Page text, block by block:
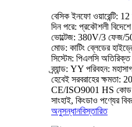
বেসিক ইনফো ওয়ারেন্টি:
দিন পরে: প্রকৌশলী
ভোল্টেজ: 380V/3 ফেজ/
মোড: কাটিং ব্লেডের
সিস্টেম: পিএলসি
ব্র্যান্ড: YY পরিবহন:
হেবেই সরবরাহের ক্ষমতা:
CE/ISO9001 HS কোড:
সাংহাই, কিংডাও পণ্যের
অনুসন্ধানবিস্তারিত